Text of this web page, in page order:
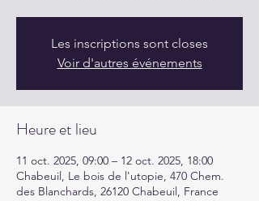
Les inscriptions sont closes
Voir d'autres événements
Heure et lieu
11 oct. 2025, 09:00 – 12 oct. 2025, 18:00
Chabeuil, Le bois de l'utopie, 470 Chem.
des Blanchards, 26120 Chabeuil, France